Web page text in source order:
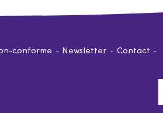
conforme Newsletter Contact